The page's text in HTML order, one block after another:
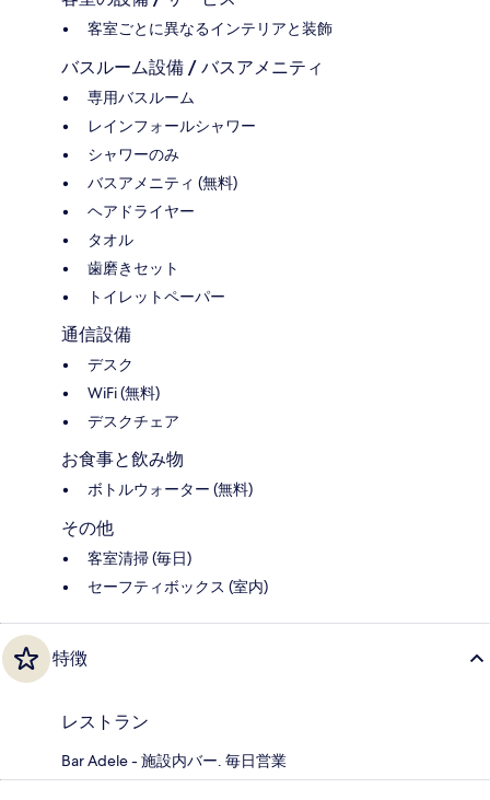
客室ごとに異なるインテリアと装飾
バスルーム設備 / バスアメニティ
専用バスルーム
レインフォールシャワー
シャワーのみ
バスアメニティ (無料)
ヘアドライヤー
タオル
歯磨きセット
トイレットペーパー
通信設備
デスク
WiFi (無料)
デスクチェア
お食事と飲み物
ボトルウォーター (無料)
その他
客室清掃 (毎日)
セーフティボックス (室内)
特徴
レストラン
Bar Adele - 施設内バー. 毎日営業